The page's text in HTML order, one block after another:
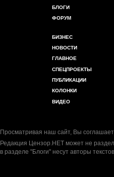
БЛОГИ
ФОРУМ
БИЗНЕС
НОВОСТИ
ГЛАВНОЕ
СПЕЦПРОЕКТЫ
ПУБЛИКАЦИИ
КОЛОНКИ
ВИДЕО
Просматривая наш сайт, Вы
Редакция Цензор.НЕТ может не
в разделе "Блоги" несут авторы